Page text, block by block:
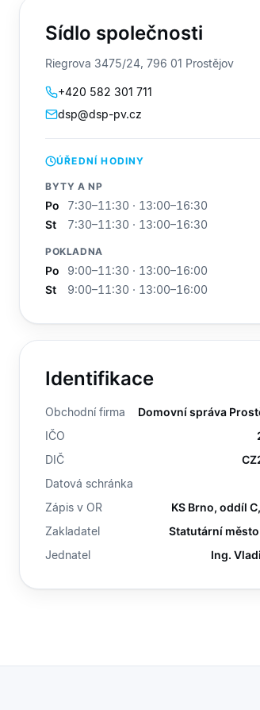
Sídlo společnosti
Riegrova 3475/24, 796 01 Prostějov
+420 582 301 711
dsp@dsp-pv.cz
ÚŘEDNÍ HODINY
BYTY A NP
Po
7:30–11:30 · 13:00–16:30
St
7:30–11:30 · 13:00–16:30
POKLADNA
Po
9:00–11:30 · 13:00–16:00
St
9:00–11:30 · 13:00–16:00
Identifikace
Obchodní firma
Domovní správa
IČO
DIČ
Datová schránka
Zápis v OR
KS Brno, oddíl
Zakladatel
Statutární
Jednatel
Ing.